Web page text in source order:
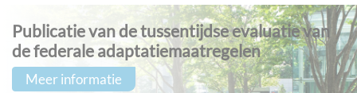
Publicatie van de tussentijdse evaluatie van
de federale adaptatiemaatregelen
Meer informatie